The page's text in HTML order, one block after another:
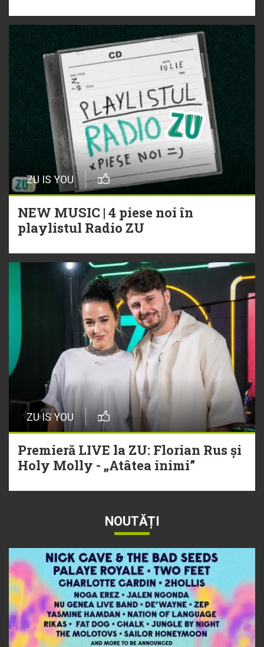
ZU IS YOU
NEW MUSIC | 4 piese noi în
playlistul Radio ZU
ZU IS YOU
Premieră LIVE la ZU: Florian Rus și
Holy Molly - „Atâtea inimi”
NOUTĂȚI